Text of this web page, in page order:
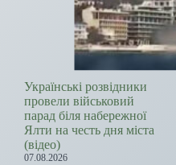
Українські розвідники
провели військовий
парад біля набережної
Ялти на честь дня міста
(відео)
07.08.2026